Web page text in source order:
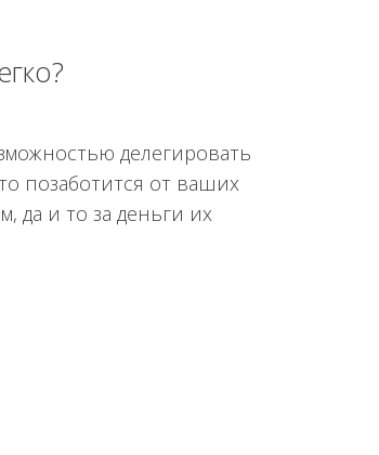
делегировать
позаботится от ваших
да и то за деньги их